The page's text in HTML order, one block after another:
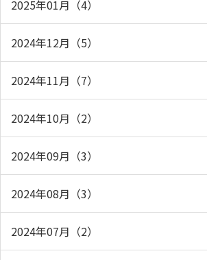
2025年01月（4）
2024年12月（5）
2024年11月（7）
2024年10月（2）
2024年09月（3）
2024年08月（3）
2024年07月（2）